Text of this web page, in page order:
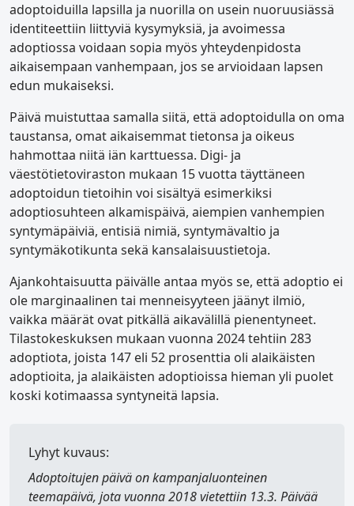
adoptoiduilla lapsilla ja nuorilla on usein nuoruusiässä
identiteettiin liittyviä kysymyksiä, ja avoimessa
adoptiossa voidaan sopia myös yhteydenpidosta
aikaisempaan vanhempaan, jos se arvioidaan lapsen
edun mukaiseksi.
Päivä muistuttaa samalla siitä, että adoptoidulla on oma
taustansa, omat aikaisemmat tietonsa ja oikeus
hahmottaa niitä iän karttuessa. Digi- ja
väestötietoviraston mukaan 15 vuotta täyttäneen
adoptoidun tietoihin voi sisältyä esimerkiksi
adoptiosuhteen alkamispäivä, aiempien vanhempien
syntymäpäiviä, entisiä nimiä, syntymävaltio ja
syntymäkotikunta sekä kansalaisuustietoja.
Ajankohtaisuutta päivälle antaa myös se, että adoptio ei
ole marginaalinen tai menneisyyteen jäänyt ilmiö,
vaikka määrät ovat pitkällä aikavälillä pienentyneet.
Tilastokeskuksen mukaan vuonna 2024 tehtiin 283
adoptiota, joista 147 eli 52 prosenttia oli alaikäisten
adoptioita, ja alaikäisten adoptioissa hieman yli puolet
koski kotimaassa syntyneitä lapsia.
Lyhyt kuvaus:
Adoptoitujen päiväon kampanjaluonteinen
teemapäivä, jota vuonna 2018 vietettiin 13.3. Päivää